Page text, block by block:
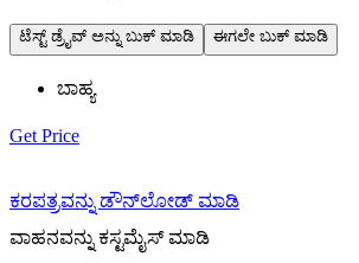
ಟೆಸ್ಟ್ ಡ್ರೈವ್ ಅನ್ನು ಬುಕ್ ಮಾಡಿ ಈಗಲೇ ಬುಕ್ ಮಾಡಿ
ಬಾಹ್ಯ
Get Price
ಕರಪತ್ರವನ್ನು ಡೌನ್‌ಲೋಡ್ ಮಾಡಿ
ವಾಹನವನ್ನು ಕಸ್ಟಮೈಸ್ ಮಾಡಿ